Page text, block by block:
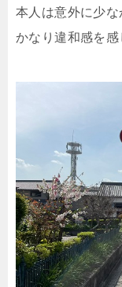
本人は意外に少な
かなり違和感を感